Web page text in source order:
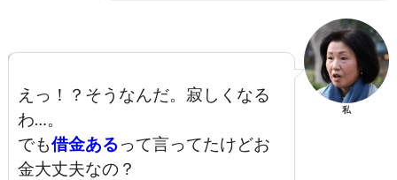
えっ！？そうなんだ。寂しくなる
わ…。
でも借金あるって言ってたけどお
金大丈夫なの？
私